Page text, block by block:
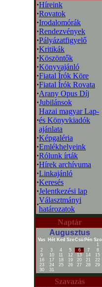
·Híreink
·Rovatok
·Irodalomórák
·Rendezvények
·Pályázatfigyelő
·Kritikák
·Köszöntők
·Könyvajánló
·Fiatal Írók Köre
·Fiatal Írók Rovata
·Arany Opus Díj
·Jubilánsok
·
Hazai magyar Lap-
és Könyvkiadók
ajánlata
·Képgaléria
·Emlékhelyeink
·Rólunk írták
·Hírek archívuma
·Linkajánló
·Keresés
·Jelentkezési lap
·
Választmányi
határozatok
Naptár
Augusztus
Vas Hét Ked SzeCsü Pén Szo
1
2
3 4 5 6 7
8
9
10 11 12 13 14
15
16
17 18 19 20 21
22
23
24 25 26 27 28
29
30
31
Szavazás